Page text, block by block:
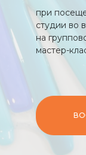
при
студии во
на
мастер-